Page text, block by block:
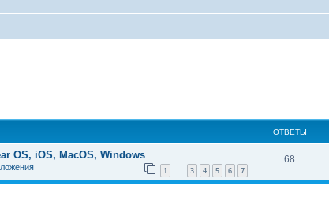
ОТВЕТЫ
OS, iOS, MacOS, Windows
1 … 3 4 5 6 7
68